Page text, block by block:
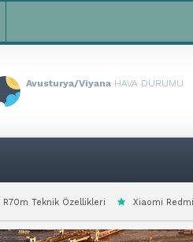
Avusturya/Viyana HAVA DURUMU
Xiaomi Redmi R70 Teknik Özellikleri